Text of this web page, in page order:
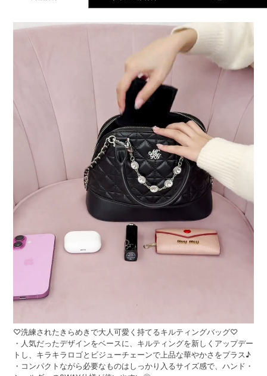
♡洗練されたきらめきで大人可愛く持てるキルティングバッグ♡
・人気だったデザインをベースに、キルティングを新しくアップデー
トし、キラキラロゴとビジューチェーンで上品な華やかさをプラス♪
・コンパクトながら必要なものはしっかり入るサイズ感で、ハンド・